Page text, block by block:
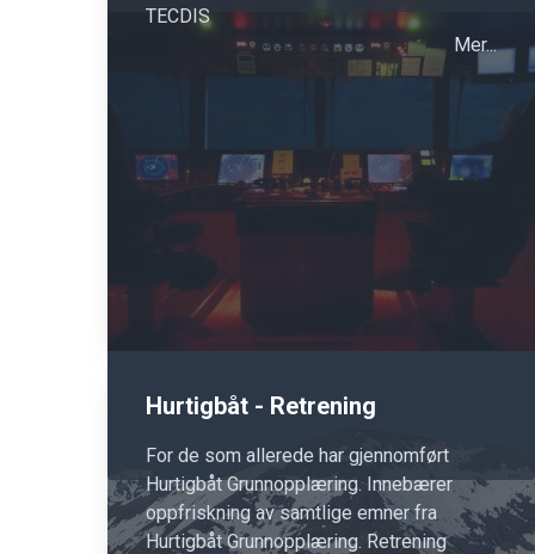
TECDIS
Mer...
Hurtigbåt - Retrening
For de som allerede har gjennomført
Hurtigbåt Grunnopplæring. Innebærer
oppfriskning av samtlige emner fra
Hurtigbåt Grunnopplæring. Retrening